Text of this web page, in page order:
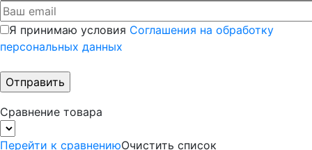
Я принимаю условия Соглашения на обработку
персональных данных
Сравнение товара
Перейти к сравнениюОчистить список